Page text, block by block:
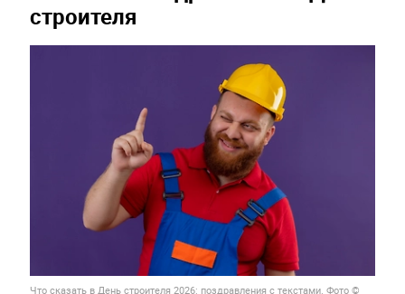
строителя
Что сказать в День строителя 2026: поздравления с текстами. Фото ©